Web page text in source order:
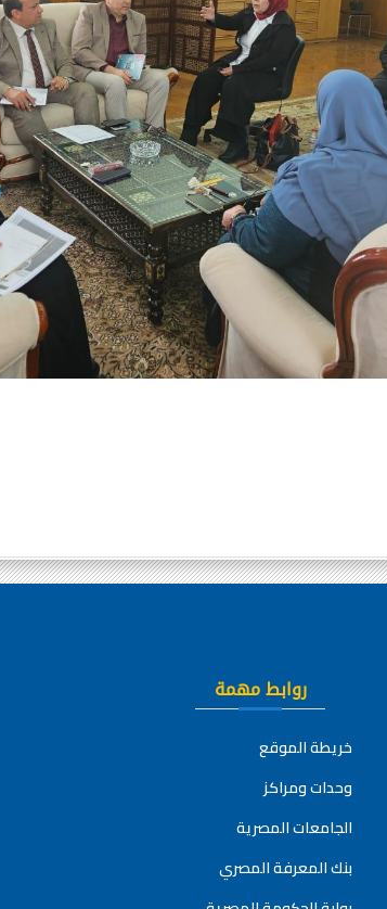
روابط مهمة
خريطة الموقع
وحدات ومراكز
الجامعات المصرية
بنك المعرفة المصري